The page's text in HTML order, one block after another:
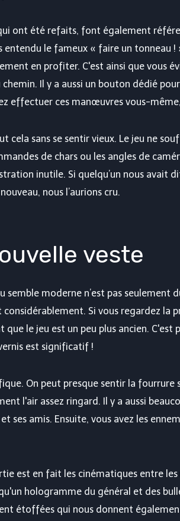
ont été refaits, font également
entendu le fameux « faire un tonneau !
en profiter. C'est ainsi que vous
Il y a aussi un bouton dédié
effectuer ces manœuvres vous-
cela sans se sentir vieux. Le jeu ne
de chars ou les angles de
inutile. Si quelqu’un nous avait dit
nous l’aurions cru.
veste
semble moderne n’est pas seulement
Si vous regardez la
le jeu est un peu plus ancien. C'est
est significatif !
On peut presque sentir la fourrure
l'air assez ringard. Il y a aussi
ses amis. Ensuite, vous avez les
est en fait les cinématiques entre les
hologramme du général et des
étoffées qui nous donnent